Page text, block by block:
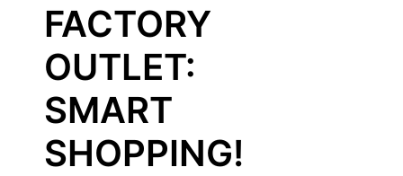
FACTORY
OUTLET:
SMART
SHOPPING!